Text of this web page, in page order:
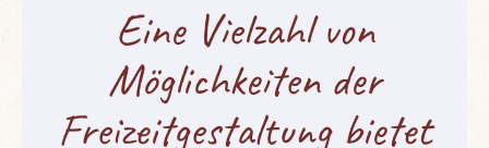
Eine Vielzahl von
Möglichkeiten der
Freizeitgestaltung bietet